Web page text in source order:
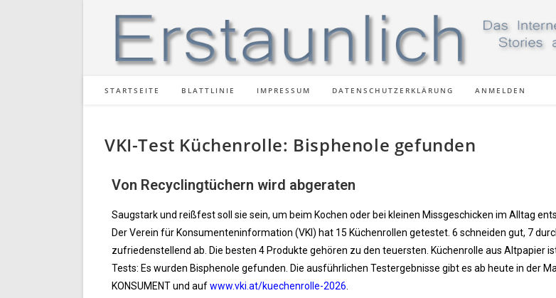
STARTSEITE BLATTLINIE IMPRESSUM DATENSCHUTZERKLÄRUNG ANMELDEN
VKI-Test Küchenrolle: Bisphenole gefunden
Von Recyclingtüchern wird abgeraten
Saugstark und reißfest soll sie sein, um beim Kochen oder bei kleinen Missgeschicken im Alltag
Der Verein für Konsumenteninformation (VKI) hat 15 Küchenrollen getestet. 6 schneiden gut, 7
zufriedenstellend ab. Die besten 4 Produkte gehören zu den teuersten. Küchenrolle aus Altpapier
Tests: Es wurden Bisphenole gefunden. Die ausführlichen Testergebnisse gibt es ab heute in der
KONSUMENT und aufwww.vki.at/kuechenrolle-2026